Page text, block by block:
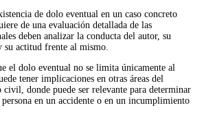
de dolo eventual en un caso concreto
de una evaluación detallada de las
deben analizar la conducta del autor, su
su actitud frente al mismo.
el dolo eventual no se limita únicamente al
tener implicaciones en otras áreas del
civil, donde puede ser relevante para determinar
en un accidente o en un incumplimiento